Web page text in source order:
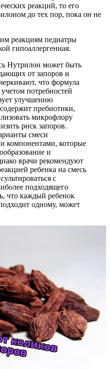
реакций, то его
до тех пор, пока он не
реакциям педиатры
гипоаллергенная.
Нутрилон может быть
от запоров и
что формула
потребностей
улучшению
пребиотики,
микрофлору
риск запоров.
смеси
компонентами, которые
и
врачи рекомендуют
ребенка на смесь
с
подходящего
что каждый ребенок
одному, может